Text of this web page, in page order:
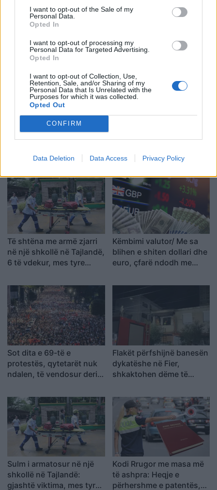
I want to opt-out of the Sale of my
Personal Data.
Opted In
I want to opt-out of processing my
Personal Data for Targeted Advertising.
Opted In
I want to opt-out of Collection, Use,
Retention, Sale, and/or Sharing of my
Personal Data that Is Unrelated with the
Purposes for which it was collected.
Opted Out
CONFIRM
Data Deletion Data Access Privacy Policy
Gjendet pa shenja jete në
pallat një 47-vjeçar në
rekord prej 567 milionë
fëmijëve
Të shtëna me armë zjarri
në një shkollë në Tajlandë,
6 të vdekur, mes tyre
Këmbimi valutor/ Me sa
blihen e shiten dollari dhe
euro, çfarë ndodh me
Sot dita e 69-të e
protestës, qytetarët nuk
ndalen, të vendosur deri
Flakët përfshijnë banesën
dykatëshe në Fier,
shkaktohen dëme të
Sulm i armatosur në një
shkollë në Tajlandë:
gjashtë viktima, mes tyre
Kodi Rrugor me masa më
të ashpra: Heqje e
përhershme e patentës,